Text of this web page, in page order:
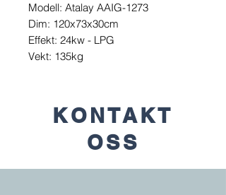
Modell: Atalay AAIG-1273
Dim: 120x73x30cm
Effekt: 24kw - LPG
Vekt: 135kg
KONTAKT
OSS